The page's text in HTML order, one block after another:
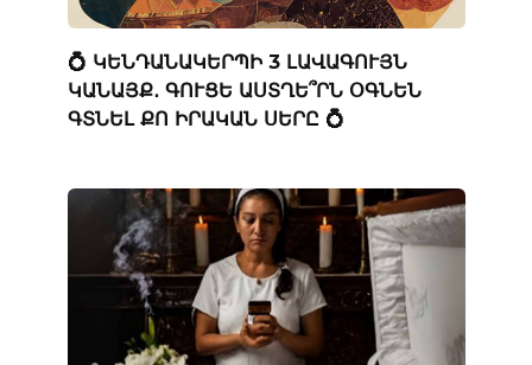
💍 ԿԵՆԴԱՆԱԿԵՐՊԻ 3 ԼԱՎԱԳՈՒՅՆ
ԿԱՆԱՅՔ․ ԳՈՒՑԵ ԱՍՏՂԵ՞ՐՆ ՕԳՆԵՆ
ԳՏՆԵԼ ՔՈ ԻՐԱԿԱՆ ՍԵՐԸ 💍